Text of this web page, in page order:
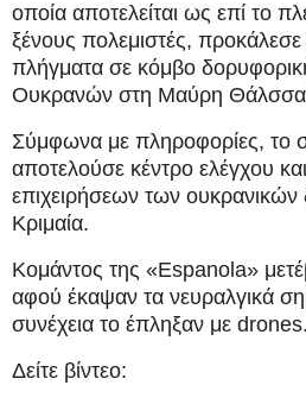
οποία αποτελείται ως επί το
ξένους πολεμιστές,
πλήγματα σε κόμβο
Ουκρανών στη Μαύρη
Σύμφωνα με πληροφορίες, το
αποτελούσε κέντρο ελέγχου
επιχειρήσεων των
Κριμαία.
Kομάντος της «Espanola»
αφού έκαψαν τα νευραλγικά
συνέχεια το έπληξαν με drones.
Δείτε βίντεο: